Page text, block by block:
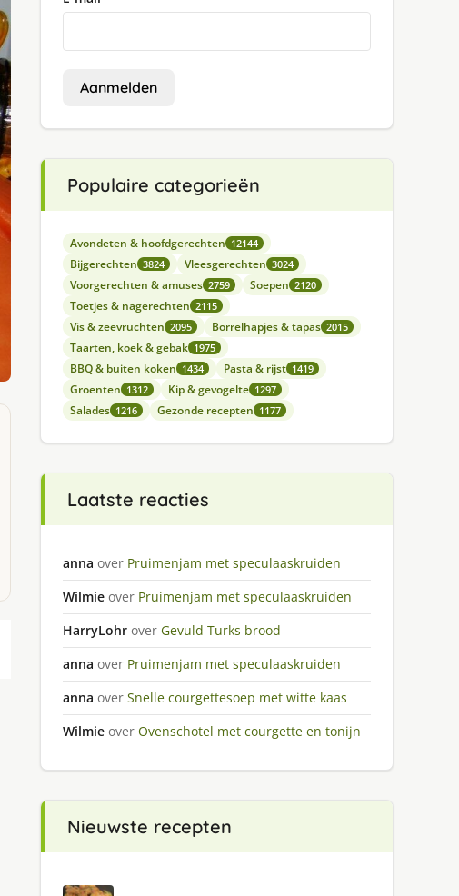
Aanmelden
Populaire categorieën
Avondeten & hoofdgerechten 12144
Bijgerechten 3824 Vleesgerechten 3024
Voorgerechten & amuses 2759 Soepen 2120
Toetjes & nagerechten 2115
Vis & zeevruchten 2095 Borrelhapjes & tapas 2015
Taarten, koek & gebak 1975
BBQ & buiten koken 1434 Pasta & rijst 1419
Groenten 1312 Kip & gevogelte 1297
Salades 1216 Gezonde recepten 1177
Laatste reacties
anna over Pruimenjam met speculaaskruiden
Wilmie over Pruimenjam met speculaaskruiden
HarryLohr over Gevuld Turks brood
anna over Pruimenjam met speculaaskruiden
anna over Snelle courgettesoep met witte kaas
Wilmie over Ovenschotel met courgette en tonijn
Nieuwste recepten